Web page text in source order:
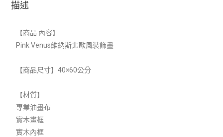
描述
【商品 內容】
Pink Venus維納斯北歐風裝飾畫
【商品尺寸】40×60公分
【材質】
專業油畫布
實木畫框
實木內框